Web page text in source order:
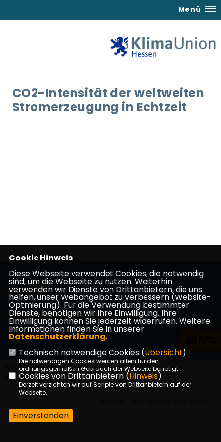
Menü
CO2-Intensität der weltweiten
Stromerzeugung in Echtzeit
Impressum Datenschutz Kontakt
KlimaUnion
©2026 KlimaUnion e.V. | Alle
Rechte vorbehalten.
Cookie Hinweis
Diese Webseite verwendet Cookies, die notwendig
sind, um die Webseite zu nutzen. Weiterhin
verwenden wir Dienste von Drittanbietern, die uns
helfen, unser Webangebot zu verbessern (Website-
Optmierung). Für die Verwendung bestimmter
Dienste, benötigen wir Ihre Einwilligung. Ihre
Einwilligung können Sie jederzeit widerrufen. Weitere
Informationen finden Sie in unserer
Datenschutzerklärung.
Technisch notwendige Cookies (Übersicht)
Die notwendigen Cookies werden allein für den
ordnungsgemäßen Gebrauch der Webseite benötigt.
Cookies von Drittanbietern (Hinweis)
Derzeit verzichten wir auf Scripte von Drittanbietern auf der
Webseite.
Einverstanden